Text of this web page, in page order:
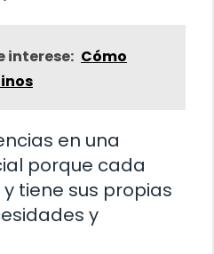
interese: Cómo
en una
porque cada
tiene sus propias
y